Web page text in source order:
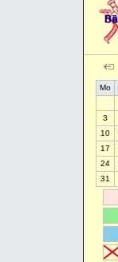
Mo
3
10
17
24
31